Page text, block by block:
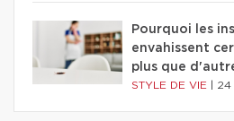
Pourquoi les
envahissent
plus que
STYLE DE VIE 24